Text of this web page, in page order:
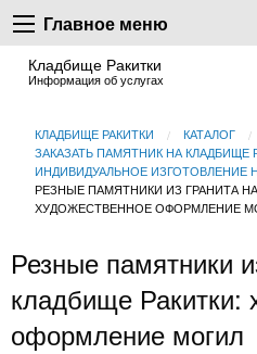
Главное меню
Кладбище Ракитки
Информация об услугах
КЛАДБИЩЕ РАКИТКИ
КАТАЛОГ
ЗАКАЗАТЬ ПАМЯТНИК НА КЛАДБИЩЕ
ИНДИВИДУАЛЬНОЕ ИЗГОТОВЛЕНИЕ
РЕЗНЫЕ ПАМЯТНИКИ ИЗ ГРАНИТА
ХУДОЖЕСТВЕННОЕ ОФОРМЛЕНИЕ
Резные памятники
кладбище Ракитки:
оформление могил